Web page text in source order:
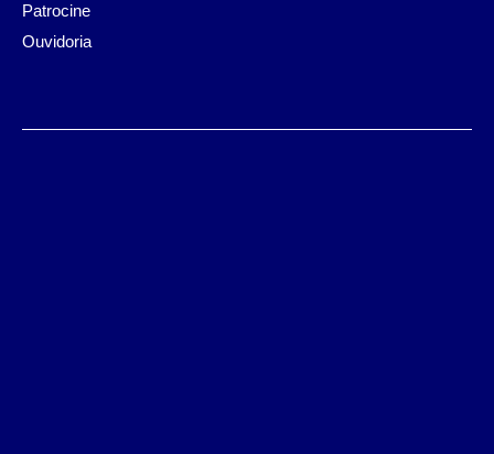
Patrocine
Ouvidoria